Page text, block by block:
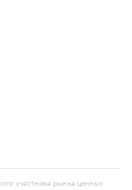
участника рынка ценных